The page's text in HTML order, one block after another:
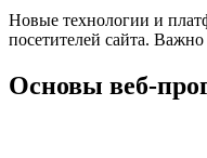
Новые технологии и
посетителей сайта.
Основы веб-